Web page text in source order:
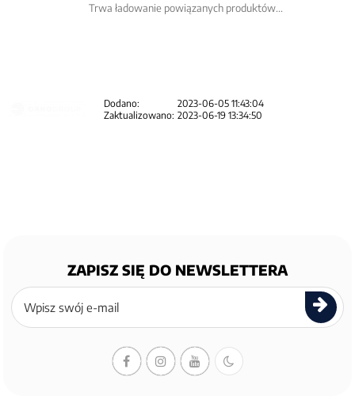
Trwa ładowanie powiązanych produktów...
Dodano:
2023-06-05 11:43:04
Zaktualizowano: 2023-06-19 13:34:50
ZAPISZ SIĘ DO NEWSLETTERA
Zapisz
się
newslettera